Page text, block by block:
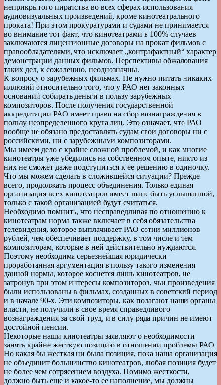
неприкрытого пиратства во всех сферах использования
аудиовизуальных произведений, кроме кинотеатрального
проката! При этом прокуратурами и судами не принимается
во внимание тот факт, что кинотеатрами в 100% случаев
заключаются лицензионные договоры на прокат фильмов с
правообладателями, что исключает „контрафактный“ характер
демонстрации данных фильмов. Перспективы обжалования
таких дел, к сожалению, неоднозначны.
К вопросу о зарубежных фильмах. Не нужно питать никаких
иллюзий относительно того, что у РАО нет законных
оснований собирать деньги в пользу зарубежных
композиторов. После получения государственной
аккредитации РАО имеет право на сбор вознаграждения в
пользу неопределенного круга лиц. Это означает, что РАО
вообще не обязано предоставлять судам свои договоры ни с
российскими, ни с зарубежными композиторами.
Мы имеем дело с крайне сложной проблемой, и как многие
кинотеатры уже убедились на собственном опыте, никто из
них не сможет даже подступиться к ее решению в одиночку.
Что мы можем сделать в сложившейся ситуации? Прежде
всего, продолжать процесс объединения. Только единая
организация всех кинотеатров имеет шанс быть услышанной,
только с такой организацией будут считаться.
Необходимо помнить, что несправедливая по отношению к
кинотеатрам норма также включает в себя обязательства
телевидения, которое выплачивает РАО сотни миллионов
рублей, чем обеспечивает поддержку, в том числе и тем
композиторам, которые в ней действительно нуждаются.
Поэтому необходима серьезнейшая юридически
проработанная аргументация в пользу такого изменения
данной нормы, которое коснется лишь кинотеатров, не
затронув при этом интересы композиторов, чьи произведения
были использованы в фильмах, созданных в советский период
и в начале 90-х. Эти композиторы, как полагают наши органы
власти, не получили в свое время справедливого
вознаграждения за свой труд, и в силу ряда причин не имеют
достойной пенсии.
Некоторые наши кинотеатры заявляют о необходимости
занять крайне жесткую позицию в отношении проблемы РАО.
Но какая бы жесткая ни была позиция, пока наша организация
не объединит большинство кинотеатров, любая позиция будет
не более чем сотрясением воздуха. Помимо жесткости,
должно быть еще и какое-то ее наполнение, мы должны